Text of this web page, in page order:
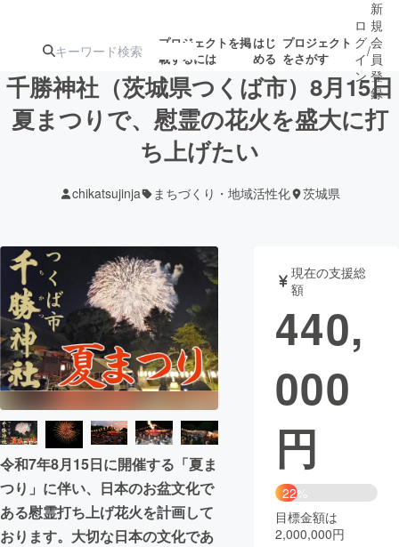
プロジェクトを掲
載するには
はじ
める
プロジェクト
をさがす
注目の新着プロ募集終了が近いプ
テクノロジー・ガジェット
映像・映画 書籍・雑誌
ビジネス・起業 チャレンジ
まちづくり・地域活性化
CAMPFIRE for Social Good
CAMPFIRE Creation
CAMPFIREふるさと納税machi-ya コミュニティ
ロ
グ
イ
ン
/
新
規
会
員
登
録
千勝神社（茨城県つくば市）8月15日
夏まつりで、慰霊の花火を盛大に打
ち上げたい
chikatsujinja まちづくり・地域活性化 茨城県
令和7年8月15日に開催する「夏ま
つり」に伴い、日本のお盆文化で
ある慰霊打ち上げ花火を計画して
おります。大切な日本の文化であ
現在の支援総
額
440,
000
円
22%
目標金額は
2,000,000円